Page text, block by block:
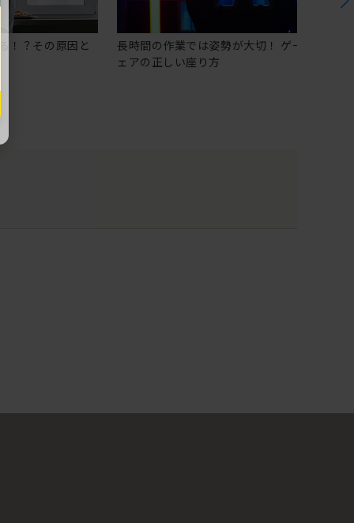
！？その原因と
長時間の作業では姿勢が大切！ ゲーミングチ
ェアの正しい座り方